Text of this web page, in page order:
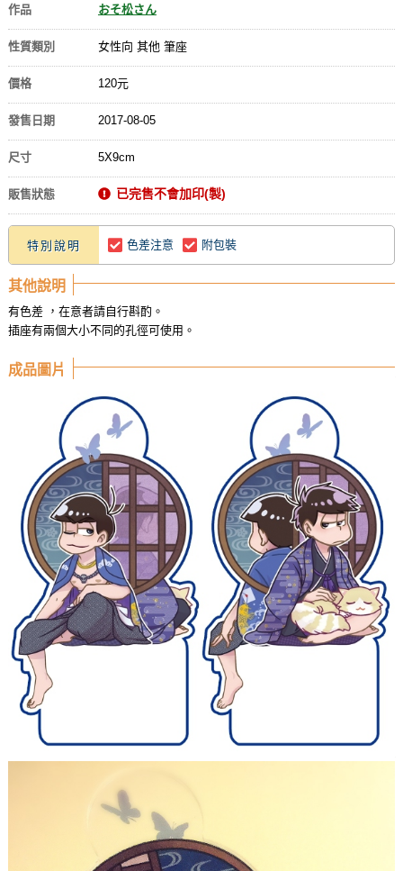
作品 おそ松さん
性質類別 女性向 其他 筆座
價格 120元
發售日期 2017-08-05
尺寸 5X9cm
販售狀態 已完售不會加印(製)
特別說明 色差注意 附包裝
其他說明
有色差 ，在意者請自行斟酌。
插座有兩個大小不同的孔徑可使用。
成品圖片